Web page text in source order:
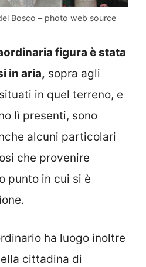
Bosco – photo web source
figura è stata
in aria, sopra agli
in quel terreno, e
lì presenti, sono
alcuni particolari
che provenire
punto in cui si è
ha luogo inoltre
cittadina di